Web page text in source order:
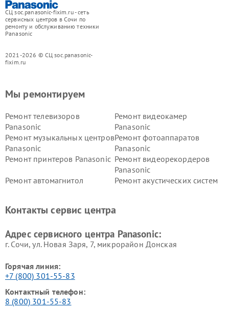
СЦ soc.panasonic-fixim.ru - сеть
сервисных центров в Сочи по
ремонту и обслуживанию техники
Panasonic
2021-2026 © СЦ soc.panasonic-
fixim.ru
Мы ремонтируем
Ремонт телевизоров
Panasonic
Ремонт видеокамер
Panasonic
Ремонт музыкальных центров
Panasonic
Ремонт фотоаппаратов
Panasonic
Ремонт принтеров Panasonic Ремонт видеорекордеров
Panasonic
Ремонт автомагнитол
Ремонт акустических систем
панелей Panasonic
Контакты сервис центра
Адрес сервисного центра Panasonic:
г. Сочи, ул. Новая Заря, 7, микрорайон Донская
Горячая линия:
+7 (800) 301-55-83
Контактный телефон:
8 (800) 301-55-83